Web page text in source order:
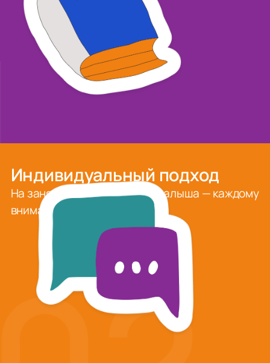
Индивидуальный подход
На занятиях группы по 3–4 малыша — каждому
внимание и поддержка.